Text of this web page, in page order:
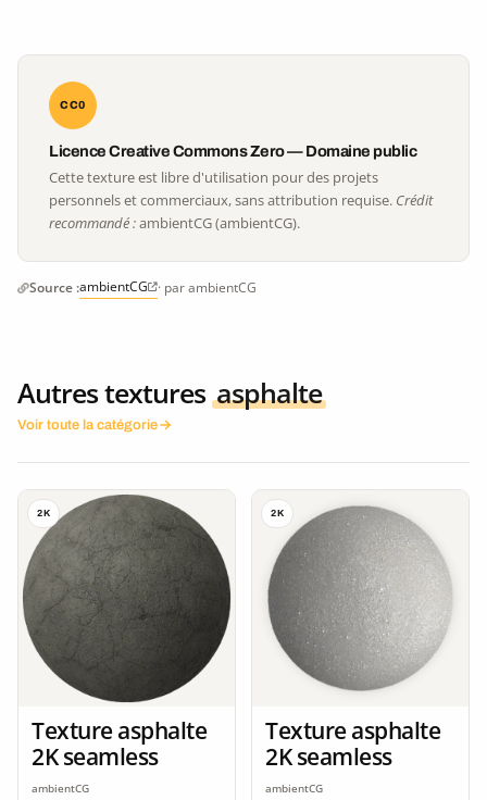
CC0
Licence Creative Commons Zero — Domaine public
Cette texture est libre d'utilisation pour des projets
personnels et commerciaux, sans attribution requise. Crédit
recommandé :ambientCG (ambientCG).
Source :ambientCG · par ambientCG
Autres textures asphalte
Voir toute la catégorie
2K
Texture asphalte
2K seamless
ambientCG
2K
Texture asphalte
2K seamless
ambientCG